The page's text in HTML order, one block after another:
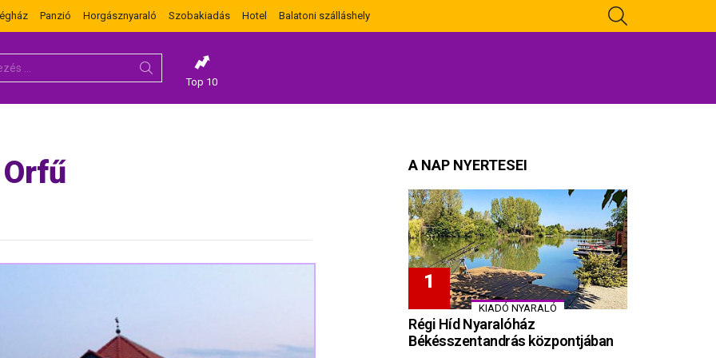
Panzió Horgásznyaraló Szobakiadás Hotel Balatoni szálláshely
Top 10
A NAP NYERTESEI
KIADÓ NYARALÓ
Régi Híd Nyaralóház
Békésszentandrás központjában